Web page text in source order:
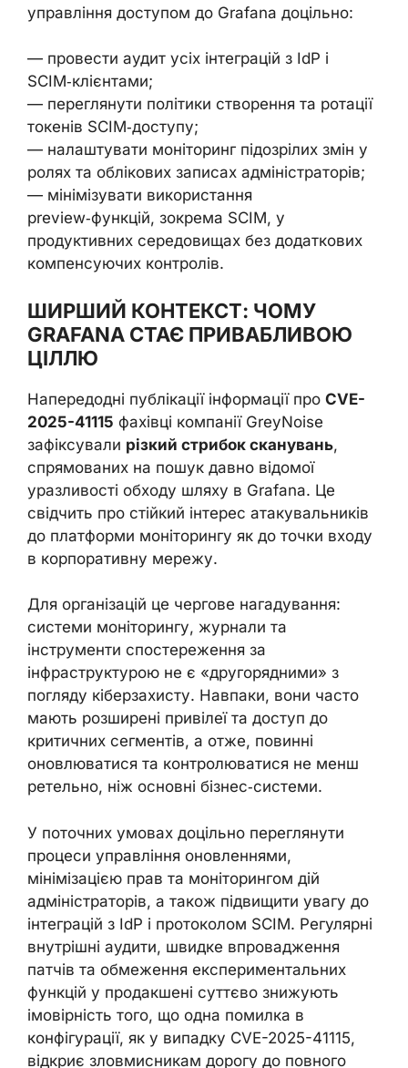
управління доступом до Grafana доцільно:
— провести аудит усіх інтеграцій з IdP і
SCIM‑клієнтами;
— переглянути політики створення та ротації
токенів SCIM‑доступу;
— налаштувати моніторинг підозрілих змін у
ролях та облікових записах адміністраторів;
— мінімізувати використання
preview‑функцій, зокрема SCIM, у
продуктивних середовищах без додаткових
компенсуючих контролів.
ШИРШИЙ КОНТЕКСТ: ЧОМУ
GRAFANA СТАЄ ПРИВАБЛИВОЮ
ЦІЛЛЮ
Напередодні публікації інформації про CVE-
2025-41115 фахівці компанії GreyNoise
зафіксували різкий стрибок сканувань,
спрямованих на пошук давно відомої
уразливості обходу шляху в Grafana. Це
свідчить про стійкий інтерес атакувальників
до платформи моніторингу як до точки входу
в корпоративну мережу.
Для організацій це чергове нагадування:
системи моніторингу, журнали та
інструменти спостереження за
інфраструктурою не є «другорядними» з
погляду кіберзахисту. Навпаки, вони часто
мають розширені привілеї та доступ до
критичних сегментів, а отже, повинні
оновлюватися та контролюватися не менш
ретельно, ніж основні бізнес‑системи.
У поточних умовах доцільно переглянути
процеси управління оновленнями,
мінімізацією прав та моніторингом дій
адміністраторів, а також підвищити увагу до
інтеграцій з IdP і протоколом SCIM. Регулярні
внутрішні аудити, швидке впровадження
патчів та обмеження експериментальних
функцій у продакшені суттєво знижують
імовірність того, що одна помилка в
конфігурації, як у випадку CVE-2025-41115,
відкриє зловмисникам дорогу до повного